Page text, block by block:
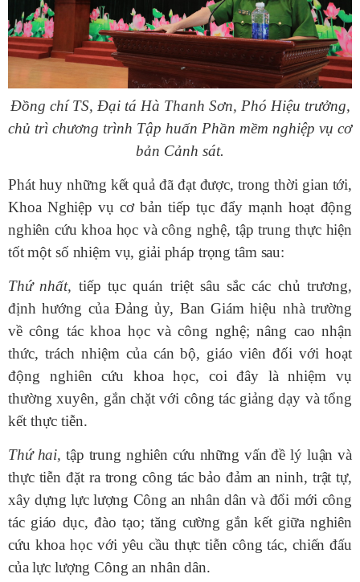
Đồng chí TS, Đại tá Hà Thanh Sơn, Phó Hiệu trưởng,
chủ trì chương trình Tập huấn Phần mềm nghiệp vụ cơ
bản Cảnh sát.
Phát huy những kết quả đã đạt được, trong thời gian tới,
Khoa Nghiệp vụ cơ bản tiếp tục đẩy mạnh hoạt động
nghiên cứu khoa học và công nghệ, tập trung thực hiện
tốt một số nhiệm vụ, giải pháp trọng tâm sau:
Thứ nhất, tiếp tục quán triệt sâu sắc các chủ trương,
định hướng của Đảng ủy, Ban Giám hiệu nhà trường
về công tác khoa học và công nghệ; nâng cao nhận
thức, trách nhiệm của cán bộ, giáo viên đối với hoạt
động nghiên cứu khoa học, coi đây là nhiệm vụ
thường xuyên, gắn chặt với công tác giảng dạy và tổng
kết thực tiễn.
Thứ hai, tập trung nghiên cứu những vấn đề lý luận và
thực tiễn đặt ra trong công tác bảo đảm an ninh, trật tự,
xây dựng lực lượng Công an nhân dân và đổi mới công
tác giáo dục, đào tạo; tăng cường gắn kết giữa nghiên
cứu khoa học với yêu cầu thực tiễn công tác, chiến đấu
của lực lượng Công an nhân dân.